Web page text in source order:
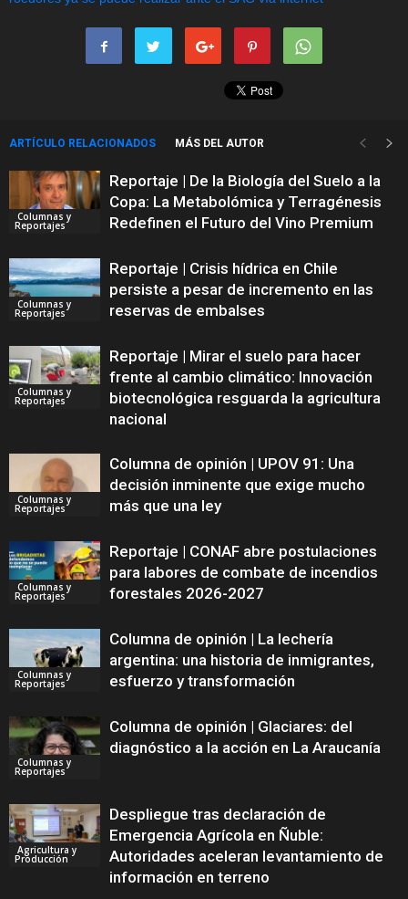
ARTÍCULO RELACIONADOS MÁS DEL AUTOR
Columnas y
Reportajes
Reportaje | De la Biología del Suelo a la
Copa: La Metabolómica y Terragénesis
Redefinen el Futuro del Vino Premium
Columnas y
Reportajes
Reportaje | Crisis hídrica en Chile
persiste a pesar de incremento en las
reservas de embalses
Columnas y
Reportajes
Reportaje | Mirar el suelo para hacer
frente al cambio climático: Innovación
biotecnológica resguarda la agricultura
nacional
Columnas y
Reportajes
Columna de opinión | UPOV 91: Una
decisión inminente que exige mucho
más que una ley
Columnas y
Reportajes
Reportaje | CONAF abre postulaciones
para labores de combate de incendios
forestales 2026-2027
Columnas y
Reportajes
Columna de opinión | La lechería
argentina: una historia de inmigrantes,
esfuerzo y transformación
Columnas y
Reportajes
Columna de opinión | Glaciares: del
diagnóstico a la acción en La Araucanía
Agricultura y
Producción
Despliegue tras declaración de
Emergencia Agrícola en Ñuble:
Autoridades aceleran levantamiento de
información en terreno